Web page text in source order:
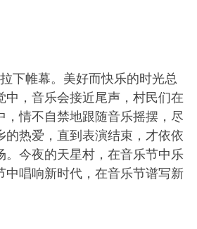
下帷幕。美好而快乐的时光总
中，音乐会接近尾声，村民们在
，情不自禁地跟随音乐摇摆，尽
的热爱，直到表演结束，才依依
。今夜的天星村，在音乐节中乐
中唱响新时代，在音乐节谱写新